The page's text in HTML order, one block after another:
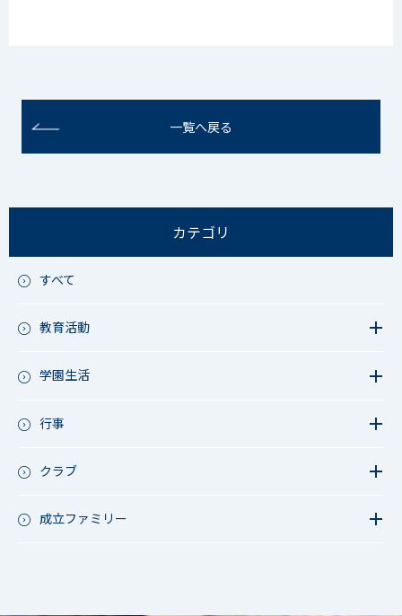
一覧へ戻る
カテゴリ
すべて
教育活動
教育活動（高校）
アース・プロジェクト
学園生活
今日の1枚～ｸﾗｽ&ｸﾗﾌﾞ編～
行事
成立祭（文化祭）
クラブ
軟式野球
女子バスケットボール
成立ファミリー